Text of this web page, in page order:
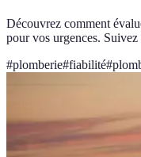
Découvrez comment
pour vos urgences. Suivez
#plomberie#fiabilité#